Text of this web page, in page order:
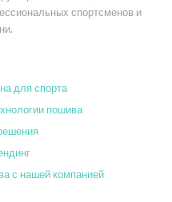
спортсменов и
для спорта
пошива
с нашей компанией